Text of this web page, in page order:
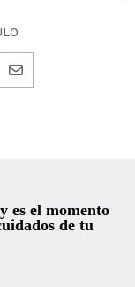
es el momento
de tu